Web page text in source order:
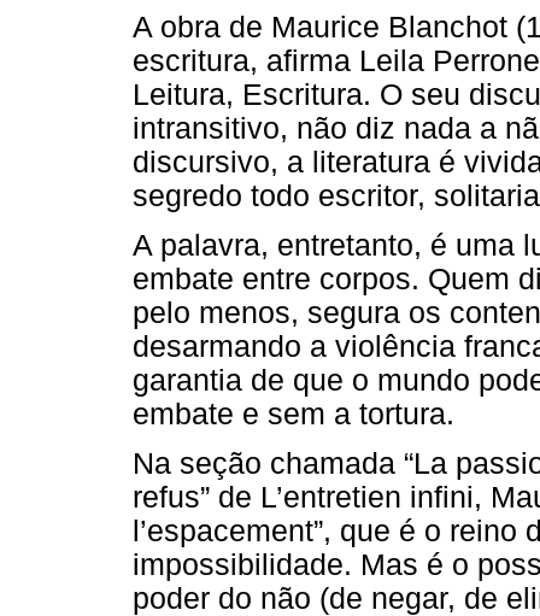
A obra de Maurice Blanchot
escritura, afirma Leila
Leitura, Escritura. O seu
intransitivo, não diz nada a
discursivo, a literatura é
segredo todo escritor,
A palavra, entretanto, é uma
embate entre corpos. Quem
pelo menos, segura os
desarmando a violência
garantia de que o mundo
embate e sem a tortura.
Na seção chamada “La
refus” de L’entretien infini,
l’espacement”, que é o
impossibilidade. Mas é o
poder do não (de negar, de